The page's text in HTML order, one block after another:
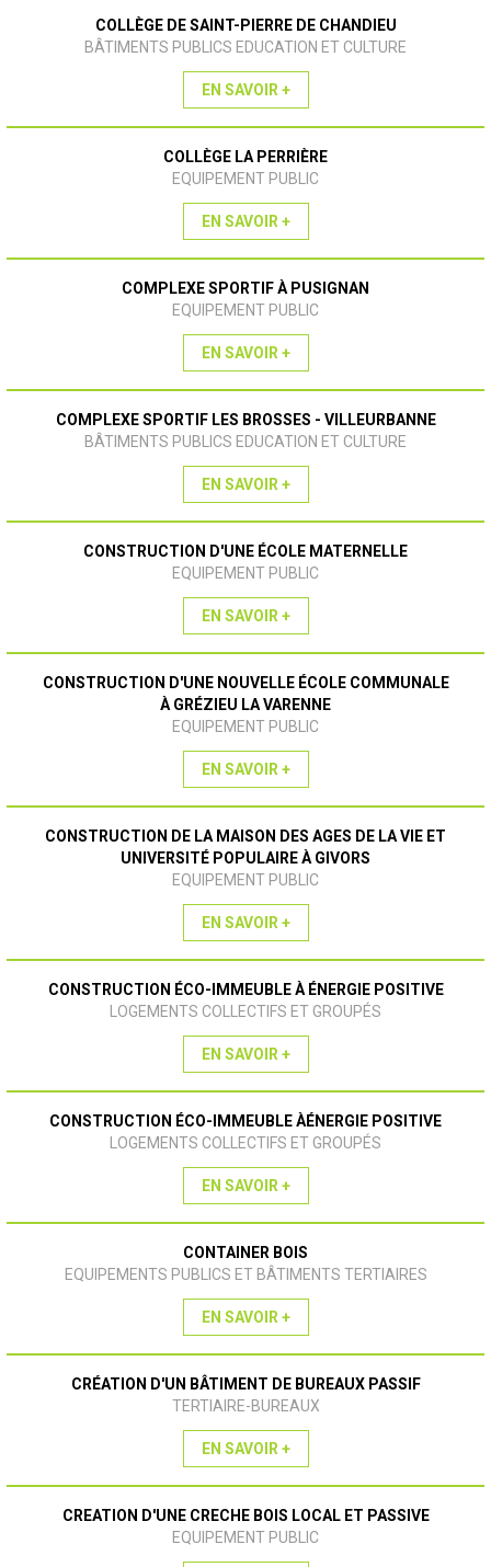
COLLÈGE DE SAINT-PIERRE DE CHANDIEU
BÂTIMENTS PUBLICS EDUCATION ET CULTURE
EN SAVOIR +
COLLÈGE LA PERRIÈRE
EQUIPEMENT PUBLIC
EN SAVOIR +
COMPLEXE SPORTIF À PUSIGNAN
EQUIPEMENT PUBLIC
EN SAVOIR +
COMPLEXE SPORTIF LES BROSSES - VILLEURBANNE
BÂTIMENTS PUBLICS EDUCATION ET CULTURE
EN SAVOIR +
CONSTRUCTION D'UNE ÉCOLE MATERNELLE
EQUIPEMENT PUBLIC
EN SAVOIR +
CONSTRUCTION D'UNE NOUVELLE ÉCOLE COMMUNALE
À GRÉZIEU LA VARENNE
EQUIPEMENT PUBLIC
EN SAVOIR +
CONSTRUCTION DE LA MAISON DES AGES DE LA VIE ET
UNIVERSITÉ POPULAIRE À GIVORS
EQUIPEMENT PUBLIC
EN SAVOIR +
CONSTRUCTION ÉCO-IMMEUBLE À ÉNERGIE POSITIVE
LOGEMENTS COLLECTIFS ET GROUPÉS
EN SAVOIR +
CONSTRUCTION ÉCO-IMMEUBLE ÀÉNERGIE POSITIVE
LOGEMENTS COLLECTIFS ET GROUPÉS
EN SAVOIR +
CONTAINER BOIS
EQUIPEMENTS PUBLICS ET BÂTIMENTS TERTIAIRES
EN SAVOIR +
CRÉATION D'UN BÂTIMENT DE BUREAUX PASSIF
TERTIAIRE-BUREAUX
EN SAVOIR +
CREATION D'UNE CRECHE BOIS LOCAL ET PASSIVE
EQUIPEMENT PUBLIC